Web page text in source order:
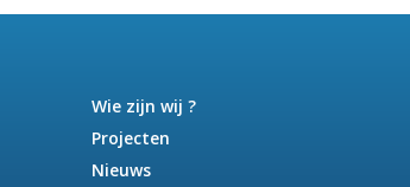
Wie zijn wij ?
Projecten
Nieuws